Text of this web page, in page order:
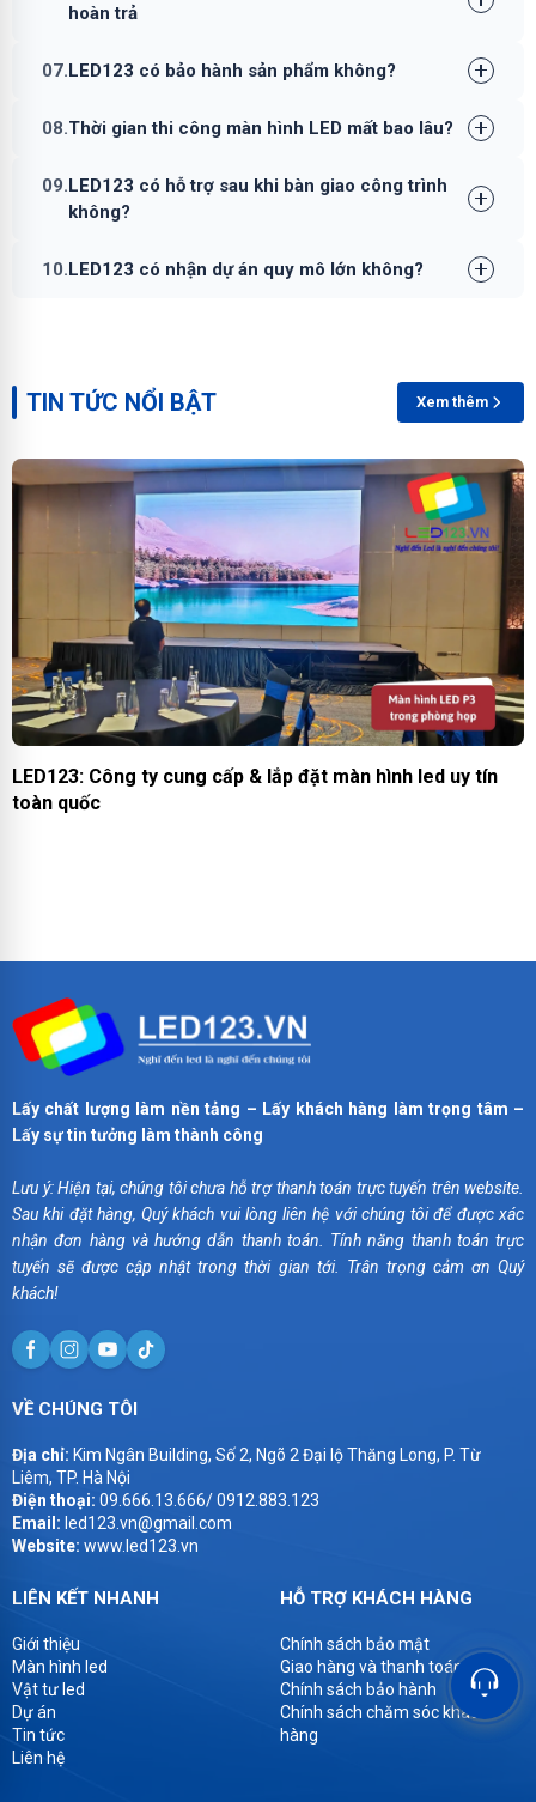
hoàn trả
07.LED123 có bảo hành sản phẩm không?
08.Thời gian thi công màn hình LED mất bao lâu?
09.LED123 có hỗ trợ sau khi bàn giao công trình
không?
10.LED123 có nhận dự án quy mô lớn không?
TIN TỨC NỔI BẬT Xem thêm
Lấy chất lượng làm nền tảng – Lấy khách hàng làm trọng tâm –
Lấy sự tin tưởng làm thành công
Lưu ý: Hiện tại, chúng tôi chưa hỗ trợ thanh toán trực tuyến trên website.
Sau khi đặt hàng, Quý khách vui lòng liên hệ với chúng tôi để được xác
nhận đơn hàng và hướng dẫn thanh toán. Tính năng thanh toán trực
tuyến sẽ được cập nhật trong thời gian tới. Trân trọng cảm ơn Quý
khách!
VỀ CHÚNG TÔI
Địa chỉ: Kim Ngân Building, Số 2, Ngõ 2 Đại lộ Thăng Long, P. Từ
Liêm, TP. Hà Nội
Điện thoại: 09.666.13.666/ 0912.883.123
Email: led123.vn@gmail.com
Website: www.led123.vn
LIÊN KẾT NHANH
Giới thiệu
Màn hình led
Vật tư led
Dự án
Tin tức
Liên hệ
HỖ TRỢ KHÁCH HÀNG
Chính sách bảo mật
Giao hàng và thanh toán
Chính sách bảo hành
Chính sách chăm sóc khách
hàng